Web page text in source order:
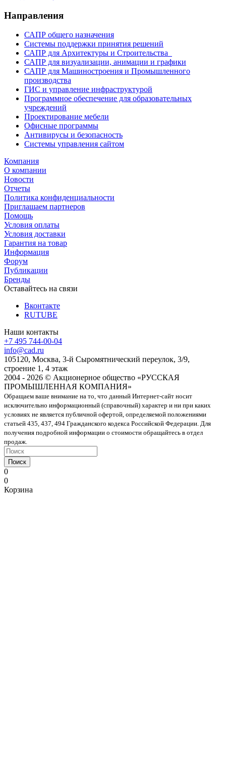
Направления
САПР общего назначения
Системы поддержки принятия решений
САПР для Архитектуры и Строительства
САПР для визуализации, анимации и графики
САПР для Машиностроения и Промышленного
производства
ГИС и управление инфраструктурой
Программное обеспечение для образовательных
учреждений
Проектирование мебели
Офисные программы
Антивирусы и безопасность
Системы управления сайтом
Компания
О компании
Новости
Отчеты
Политика конфиденциальности
Приглашаем партнеров
Помощь
Условия оплаты
Условия доставки
Гарантия на товар
Информация
Форум
Публикации
Бренды
Оставайтесь на связи
Вконтакте
RUTUBE
Наши контакты
+7 495 744-00-04
info@cad.ru
105120, Москва, 3-й Сыромятнический переулок, 3/9,
строение 1, 4 этаж
2004 - 2026 © Акционерное общество «РУССКАЯ
ПРОМЫШЛЕННАЯ КОМПАНИЯ»
Обращаем ваше внимание на то, что данный Интернет-сайт носит
исключительно информационный (справочный) характер и ни при каких
условиях не является публичной офертой, определяемой положениями
статьей 435, 437, 494 Гражданского кодекса Российской Федерации. Для
получения подробной информации о стоимости обращайтесь в отдел
продаж.
Поиск
0
0
Корзина